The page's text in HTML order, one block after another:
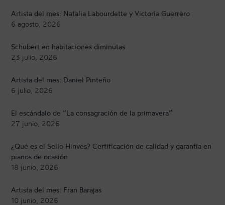
Artista del mes: Natalia Labourdette y Victoria Guerrero
6 agosto, 2026
Schubert en habitaciones diminutas
23 julio, 2026
Artista del mes: Daniel Pinteño
6 julio, 2026
El escándalo de “La consagración de la primavera”
27 junio, 2026
¿Qué es el Sello Hinves? Certificación de calidad y garantía en
pianos de ocasión
18 junio, 2026
Artista del mes: Fran Barajas
10 junio, 2026